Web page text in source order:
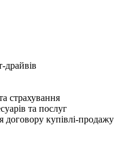
драйвів
страхування
та послуг
купівлі-продажу